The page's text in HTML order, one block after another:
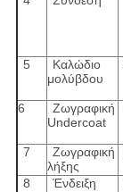
5
Καλώδιο
μολύβδου
6
Ζωγραφική
Undercoat
7
Ζωγραφική
λήξης
8 Ένδειξη